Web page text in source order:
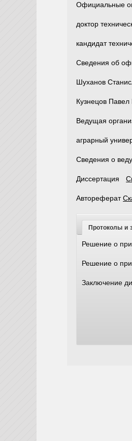
Официальные
доктор
кандидат
Сведения об
Шуханов
Кузнецов
Ведущая
аграрный
Сведения о
Диссертация
Автореферат
Протоколы и
Решение о
Решение о
Заключение